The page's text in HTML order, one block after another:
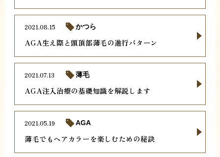
AGA生え際と頭頂部薄毛の進行パターン
2021.08.15 かつら
AGA注入治療の基礎知識を解説します
2021.07.13 薄毛
薄毛でもヘアカラーを楽しむための秘訣
2021.05.19 AGA